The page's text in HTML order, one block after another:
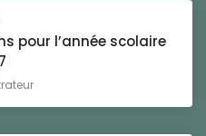
pour l’année scolaire